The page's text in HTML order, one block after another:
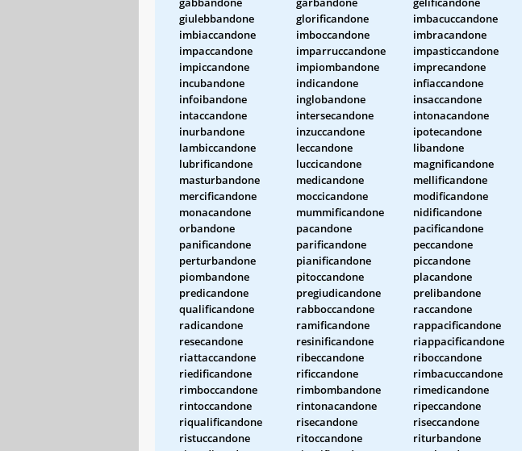
giulebbandone
glorificandone imbacuccandone
imbiaccandone
imboccandone imbracandone
impaccandone
imparruccandone impasticcandone
impiccandone
impiombandone imprecandone
incubandone
indicandone infiaccandone
infoibandone
inglobandone insaccandone
intaccandone
intersecandone intonacandone
inurbandone
inzuccandone ipotecandone
lambiccandone
leccandone libandone
lubrificandone
luccicandone magnificandone
masturbandone
medicandone mellificandone
mercificandone
moccicandone modificandone
monacandone
mummificandone nidificandone
orbandone
pacandone pacificandone
panificandone
parificandone peccandone
perturbandone
pianificandone piccandone
piombandone
pitoccandone placandone
predicandone
pregiudicandone prelibandone
qualificandone
rabboccandone raccandone
radicandone
ramificandone rappacificandone
resecandone
resinificandone riappacificandone
riattaccandone
ribeccandone riboccandone
riedificandone
rificcandone rimbacuccandone
rimboccandone
rimbombandone rimedicandone
rintoccandone
rintonacandone ripeccandone
riqualificandone
risecandone riseccandone
ristuccandone
ritoccandone riturbandone